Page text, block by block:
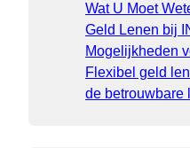
Wat U Moet
Geld Lenen bij
Mogelijkheden
Flexibel geld
de betrouwbare